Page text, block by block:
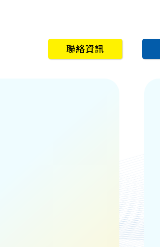
聯絡資訊